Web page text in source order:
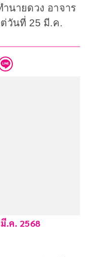
นายดวง อาจาร
วันที่ 25 มี.ค.
.ค. 2568